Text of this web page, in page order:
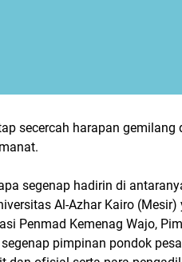
secercah harapan gemilang
segenap hadirin di
Al-Azhar Kairo (Mesir)
Penmad Kemenag Wajo,
pimpinan pondok